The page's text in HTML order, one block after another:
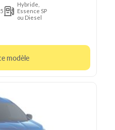
5
Hybride,
Essence SP
ou Diesel
modèle